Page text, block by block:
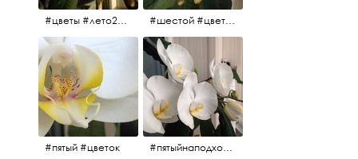
#цветы #лето2017 #седьмойнаподходе #шестой #всегодевять #шестой #цветыцветут #цветы #лето2017 #летнийснег
#пятый #цветок #пятыйнаподходе# цветы #весна2017